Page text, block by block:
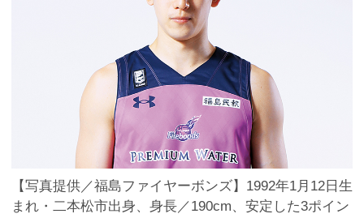
【写真提供／福島ファイヤーボンズ】1992年1月12日生
まれ・二本松市出身、身長／190cm、安定した3ポイン